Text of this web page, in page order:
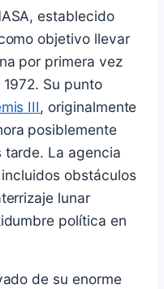
establecido
objetivo llevar
por primera vez
Su punto
III, originalmente
posiblemente
tarde. La agencia
obstáculos
lunar
política en
de su enorme